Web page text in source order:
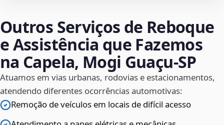
Outros Serviços de Reboque
e Assistência que Fazemos
na Capela, Mogi Guaçu‑SP
Atuamos em vias urbanas, rodovias e estacionamentos,
atendendo diferentes ocorrências automotivas:
Remoção de veículos em locais de difícil acesso